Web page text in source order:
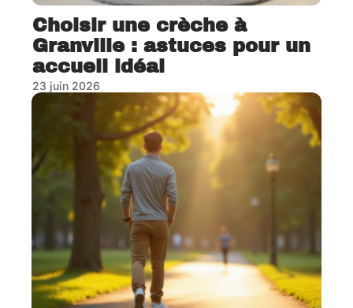
Choisir une crèche à
Granville : astuces pour un
accueil idéal
23 juin 2026